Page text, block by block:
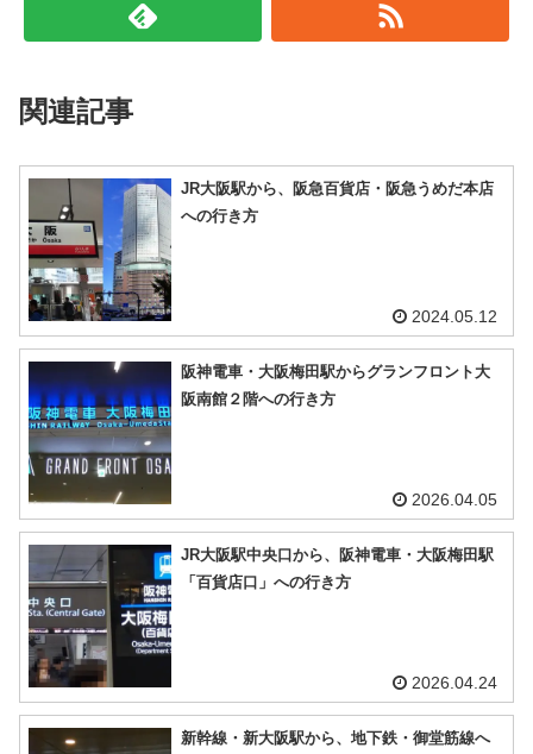
関連記事
JR大阪駅から、阪急百貨店・阪急うめだ本店
への行き方
2024.05.12
阪神電車・大阪梅田駅からグランフロント大
阪南館２階への行き方
2026.04.05
JR大阪駅中央口から、阪神電車・大阪梅田駅
「百貨店口」への行き方
2026.04.24
新幹線・新大阪駅から、地下鉄・御堂筋線へ